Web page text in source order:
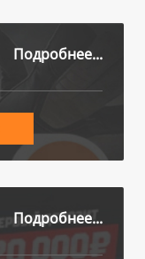
Подробнее...
Подробнее...